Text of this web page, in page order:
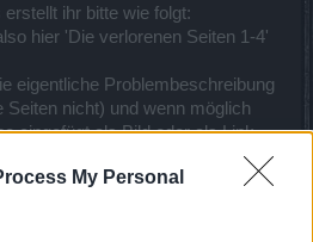
My Personal
ihr bitte wie folgt:
hier 'Die verlorenen Seiten 1-4'
eigentliche Problembeschreibung
Seiten nicht) und wenn möglich
eingefügt als Bild oder als Link
auf diese Art bei der Verifizierung